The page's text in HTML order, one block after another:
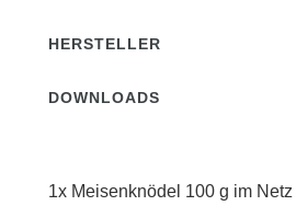
HERSTELLER
DOWNLOADS
1x Meisenknödel 100 g im Netz